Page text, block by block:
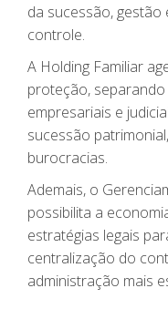
da sucessão,
controle.
A Holding Familiar
proteção,
empresariais e
sucessão
burocracias.
Ademais, o
possibilita a
estratégias legais
centralização do
administração mais